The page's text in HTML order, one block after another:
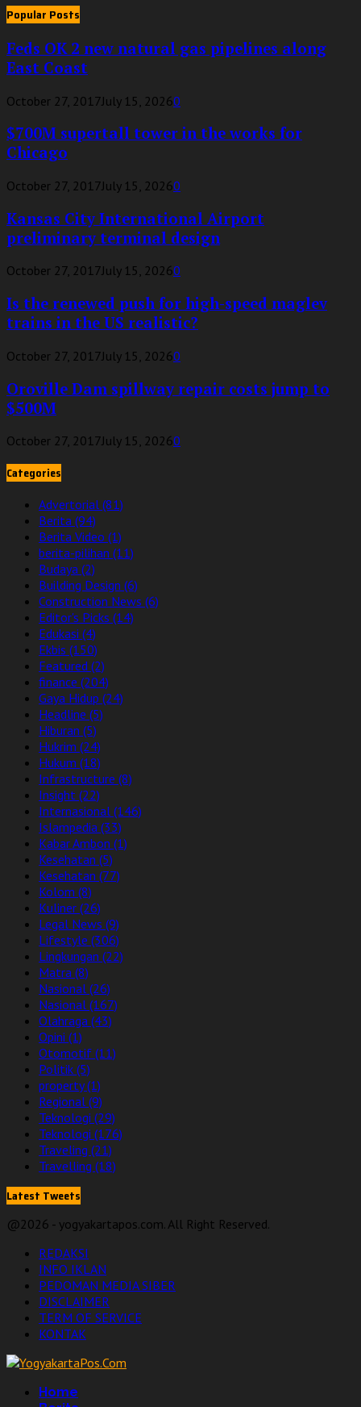
Popular Posts
Feds OK 2 new natural gas pipelines along
East Coast
October 27, 2017July 15, 20260
$700M supertall tower in the works for
Chicago
October 27, 2017July 15, 20260
Kansas City International Airport
preliminary terminal design
October 27, 2017July 15, 20260
Is the renewed push for high-speed maglev
trains in the US realistic?
October 27, 2017July 15, 20260
Oroville Dam spillway repair costs jump to
$500M
October 27, 2017July 15, 20260
Categories
Advertorial (81)
Berita (94)
Berita Video (1)
berita-pilihan (11)
Budaya (2)
Building Design (6)
Construction News (6)
Editor's Picks (14)
Edukasi (4)
Ekbis (150)
Featured (2)
finance (204)
Gaya Hidup (24)
Headline (5)
Hiburan (5)
Hukrim (24)
Hukum (18)
Infrastructure (8)
Insight (22)
Internasional (146)
Islampedia (33)
Kabar Ambon (1)
Kesehatan (5)
Kesehatan (77)
Kolom (8)
Kuliner (26)
Legal News (9)
Lifestyle (306)
Lingkungan (22)
Matra (8)
Nasional (26)
Nasional (167)
Olahraga (43)
Opini (1)
Otomotif (11)
Politik (5)
property(1)
Regional (9)
Teknologi (29)
Teknologi (176)
Traveling (21)
Travelling (18)
Latest Tweets
@2026 - yogyakartapos.com. All Right Reserved.
REDAKSI
INFO IKLAN
PEDOMAN MEDIA SIBER
DISCLAIMER
TERM OF SERVICE
KONTAK
Home